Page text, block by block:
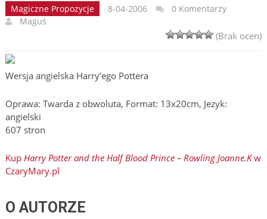
Magiczne Propozycje 8-04-2006
0 Komentarzy
Maguś
(Brak ocen)
Wersja angielska Harry’ego Pottera
Oprawa: Twarda z obwoluta, Format: 13x20cm, Jezyk:
angielski
607 stron
Kup Harry Potter and the Half Blood Prince – Rowling Joanne.Kw
CzaryMary.pl
O AUTORZE